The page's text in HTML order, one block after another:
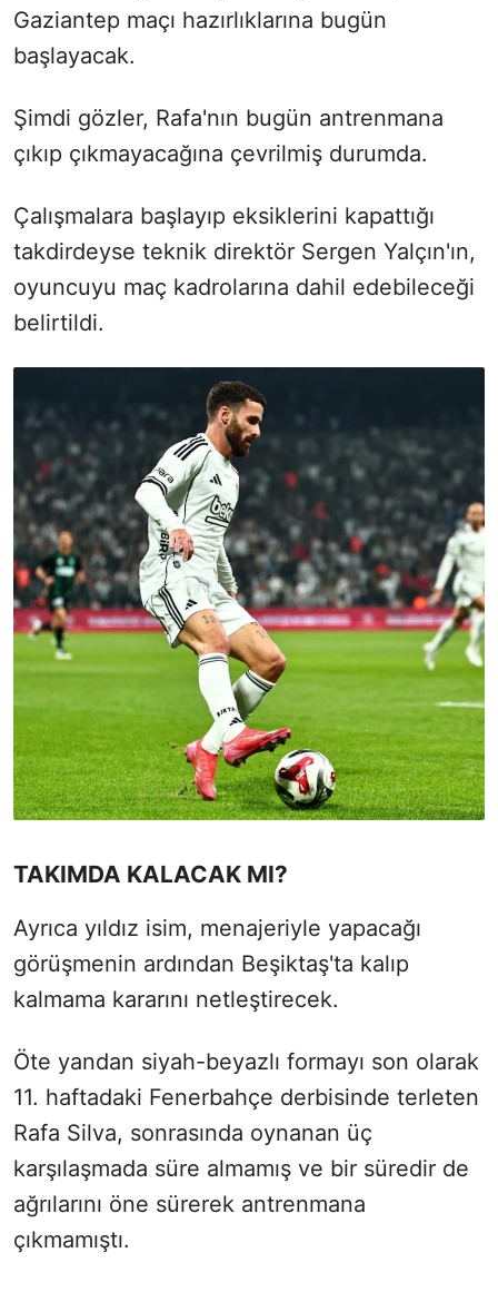
Gaziantep maçı hazırlıklarına bugün
başlayacak.
Şimdi gözler, Rafa'nın bugün antrenmana
çıkıp çıkmayacağına çevrilmiş durumda.
Çalışmalara başlayıp eksiklerini kapattığı
takdirdeyse teknik direktör Sergen Yalçın'ın,
oyuncuyu maç kadrolarına dahil edebileceği
belirtildi.
TAKIMDA KALACAK MI?
Ayrıca yıldız isim, menajeriyle yapacağı
görüşmenin ardından Beşiktaş'ta kalıp
kalmama kararını netleştirecek.
Öte yandan siyah-beyazlı formayı son olarak
11. haftadaki Fenerbahçe derbisinde terleten
Rafa Silva, sonrasında oynanan üç
karşılaşmada süre almamış ve bir süredir de
ağrılarını öne sürerek antrenmana
çıkmamıştı.